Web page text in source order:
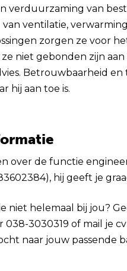
verduurzaming van
ventilatie,
zorgen ze voor
ze niet gebonden zijn
Betrouwbaarheid
hij aan toe is.
over de functie
hij geeft je
niet helemaal bij jou?
038-3030319 of mail je
naar jouw passende